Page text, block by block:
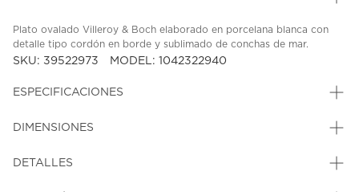
Plato ovalado Villeroy & Boch elaborado en porcelana blanca con
detalle tipo cordón en borde y sublimado de conchas de mar.
SKU: 39522973 MODEL: 1042322940
ESPECIFICACIONES
DIMENSIONES
DETALLES